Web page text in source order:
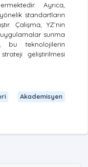
Ayrıca,
standartların
Çalışma, YZ’nin
sunma
bu teknolojilerin
geliştirilmesi
Akademisyen